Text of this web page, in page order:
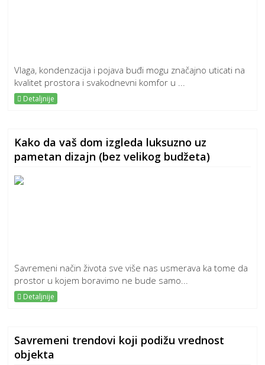
Vlaga, kondenzacija i pojava buđi mogu značajno uticati na
kvalitet prostora i svakodnevni komfor u ...
Detaljnije
Kako da vaš dom izgleda luksuzno uz
pametan dizajn (bez velikog budžeta)
Savremeni način života sve više nas usmerava ka tome da
prostor u kojem boravimo ne bude samo...
Detaljnije
Savremeni trendovi koji podižu vrednost
objekta